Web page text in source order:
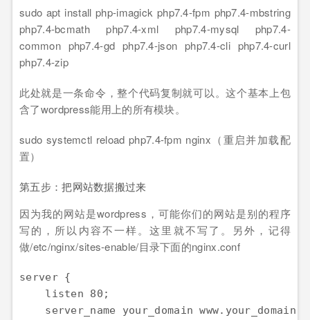
sudo apt install php-imagick php7.4-fpm php7.4-mbstring
php7.4-bcmath php7.4-xml php7.4-mysql php7.4-
common php7.4-gd php7.4-json php7.4-cli php7.4-curl
php7.4-zip
此处就是一条命令，整个代码复制就可以。这个基本上包
含了wordpress能用上的所有模块。
sudo systemctl reload php7.4-fpm nginx（重启并加载配
置）
第五步：把网站数据搬过来
因为我的网站是wordpress，可能你们的网站是别的程序
写的，所以内容不一样。这里就不写了。另外，记得
做/etc/nginx/sites-enable/目录下面的nginx.conf
server {
    listen 80;
    server_name your_domain www.your_domain;